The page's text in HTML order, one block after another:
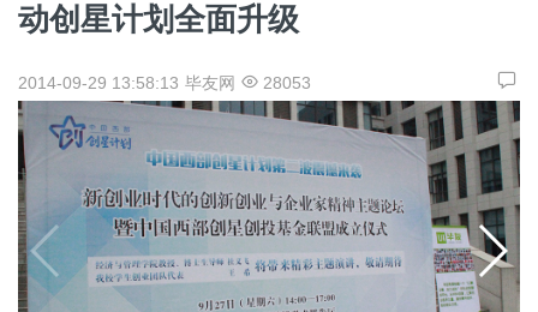
动创星计划全面升级
2014-09-29 13:58:13 毕友网 28053